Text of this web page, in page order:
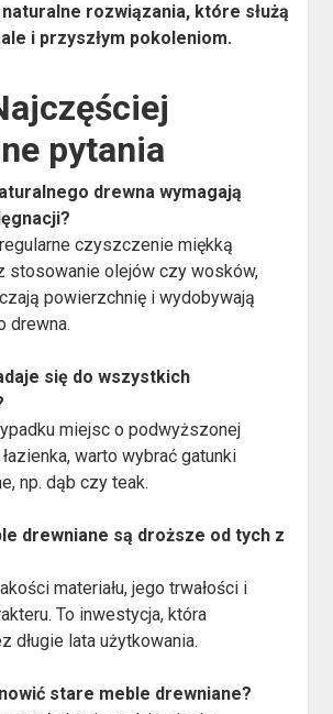
rozwiązania, które służą
i przyszłym pokoleniom.
pytania
drewna wymagają
czyszczenie miękką
stosowanie olejów czy wosków,
powierzchnię i wydobywają
drewna.
się do wszystkich
miejsc o podwyższonej
warto wybrać gatunki
np. dąb czy teak.
drewniane są droższe od tych z
materiału, jego trwałości i
To inwestycja, która
długie lata użytkowania.
stare meble drewniane?